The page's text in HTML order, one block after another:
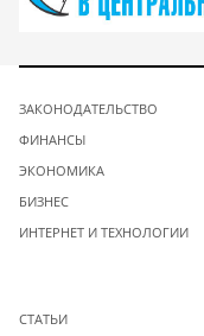
ЗАКОНОДАТЕЛЬСТВО
ФИНАНСЫ
ЭКОНОМИКА
БИЗНЕС
ИНТЕРНЕТ И ТЕХНОЛОГИИ
СТАТЬИ